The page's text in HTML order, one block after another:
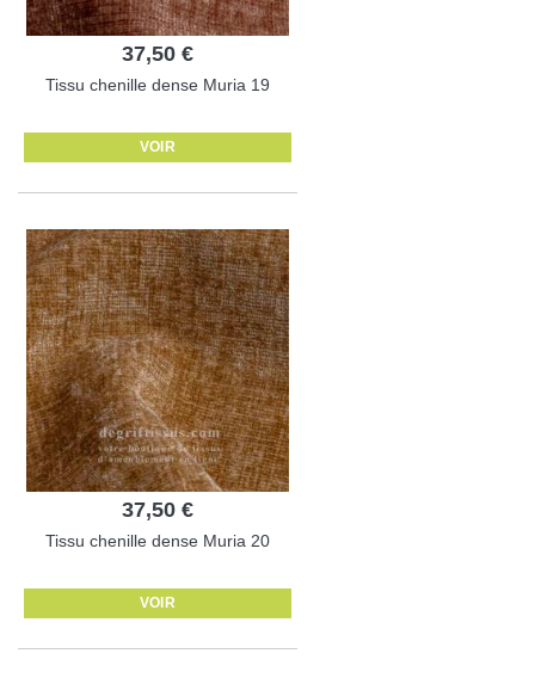
37,50 €
Tissu chenille dense Muria 19
VOIR
37,50 €
Tissu chenille dense Muria 20
VOIR